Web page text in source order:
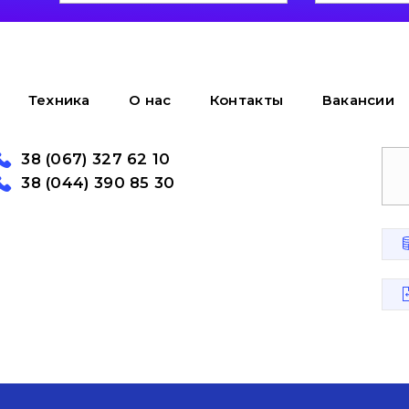
Техника О нас Контакты Вакансии
38 (067) 327 62 10
38 (044) 390 85 30